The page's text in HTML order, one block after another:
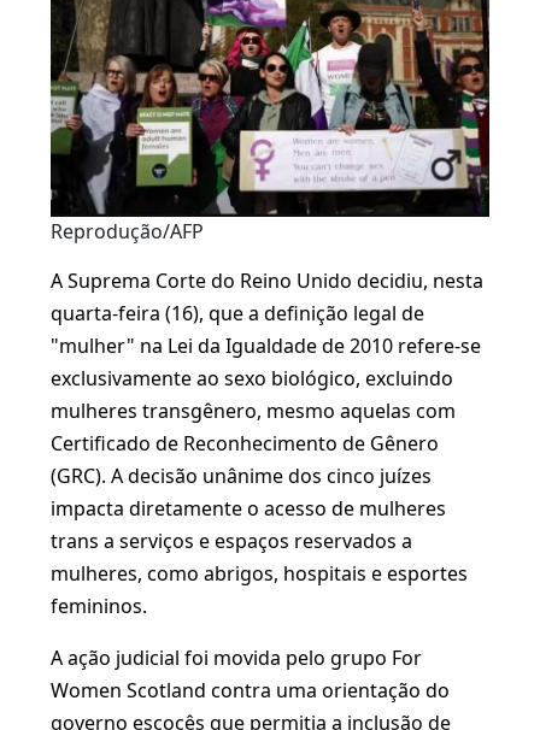
Reprodução/AFP
​A Suprema Corte do Reino Unido decidiu, nesta
quarta-feira (16), que a definição legal de
"mulher" na Lei da Igualdade de 2010 refere-se
exclusivamente ao sexo biológico, excluindo
mulheres transgênero, mesmo aquelas com
Certificado de Reconhecimento de Gênero
(GRC). A decisão unânime dos cinco juízes
impacta diretamente o acesso de mulheres
trans a serviços e espaços reservados a
mulheres, como abrigos, hospitais e esportes
femininos.
A ação judicial foi movida pelo grupo For
Women Scotland contra uma orientação do
governo escocês que permitia a inclusão de